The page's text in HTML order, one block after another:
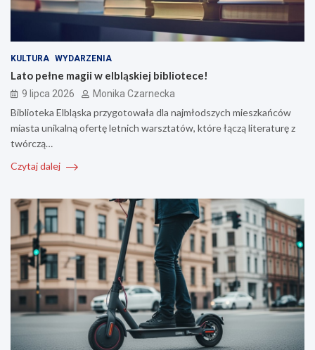
KULTURA WYDARZENIA
Lato pełne magii w elbląskiej bibliotece!
9 lipca 2026 Monika Czarnecka
Biblioteka Elbląska przygotowała dla najmłodszych mieszkańców
miasta unikalną ofertę letnich warsztatów, które łączą literaturę z
twórczą…
Czytaj dalej